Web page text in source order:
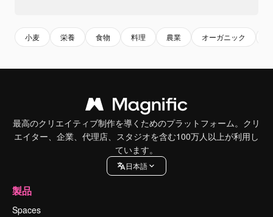
小麦 栄養 食物 料理 農業 オーガニック
最高のクリエイティブ制作を導くためのプラットフォーム。クリ
エイター、企業、代理店、スタジオを含む100万人以上が利用し
ています。
日本語
製品
Spaces